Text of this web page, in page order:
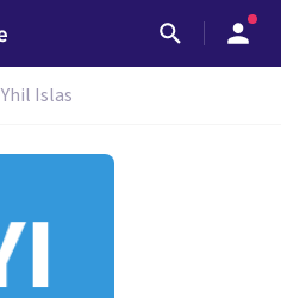
Yhil Islas